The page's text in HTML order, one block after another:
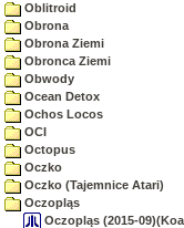
Oblitroid
Obrona
Obrona Ziemi
Obronca Ziemi
Obwody
Ocean Detox
Ochos Locos
OCI
Octopus
Oczko
Oczko (Tajemnice Atari)
Oczopląs
Oczopląs (2015-